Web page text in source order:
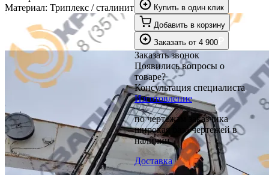
Материал: Триплекс / сталинит
Купить в один клик
Добавить в корзину
Заказать от 4 900
Заказать звонок
Появились вопросы о
товаре?
Консультация специалиста
Изготовление
по чертежам заказчика
широкая база чертежей в
наличии
Доставка